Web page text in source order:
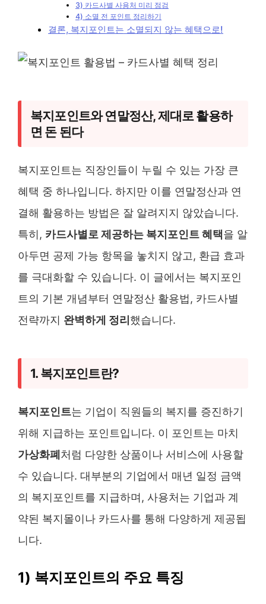
3) 카드사별 사용처 미리 점검
4) 소멸 전 포인트 정리하기
결론, 복지포인트는 소멸되지 않는 혜택으로!
복지포인트와 연말정산, 제대로 활용하
면 돈 된다
복지포인트는 직장인들이 누릴 수 있는 가장 큰
혜택 중 하나입니다. 하지만 이를 연말정산과 연
결해 활용하는 방법은 잘 알려지지 않았습니다.
특히, 카드사별로 제공하는 복지포인트 혜택을 알
아두면 공제 가능 항목을 놓치지 않고, 환급 효과
를 극대화할 수 있습니다. 이 글에서는 복지포인
트의 기본 개념부터 연말정산 활용법, 카드사별
전략까지 완벽하게 정리 했습니다.
1. 복지포인트란?
복지포인트는 기업이 직원들의 복지를 증진하기
위해 지급하는 포인트입니다. 이 포인트는 마치
가상화폐 처럼 다양한 상품이나 서비스에 사용할
수 있습니다. 대부분의 기업에서 매년 일정 금액
의 복지포인트를 지급하며, 사용처는 기업과 계
약된 복지몰이나 카드사를 통해 다양하게 제공됩
니다.
1) 복지포인트의 주요 특징